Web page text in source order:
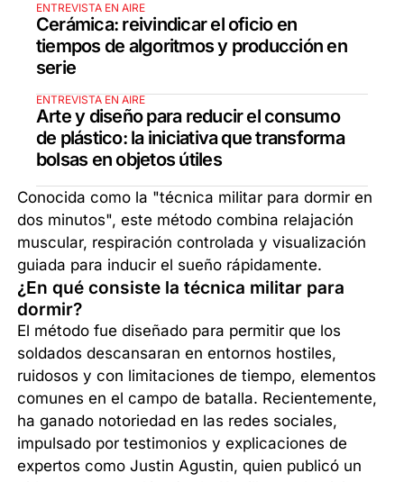
ENTREVISTA EN AIRE
Cerámica: reivindicar el oficio en
tiempos de algoritmos y producción en
serie
ENTREVISTA EN AIRE
Arte y diseño para reducir el consumo
de plástico: la iniciativa que transforma
bolsas en objetos útiles
Conocida como la "técnica militar para dormir en
dos minutos", este método combina relajación
muscular, respiración controlada y visualización
guiada para inducir el sueño rápidamente.
¿En qué consiste la técnica militar para
dormir?
El método fue diseñado para permitir que los
soldados descansaran en entornos hostiles,
ruidosos y con limitaciones de tiempo, elementos
comunes en el campo de batalla. Recientemente,
ha ganado notoriedad en las redes sociales,
impulsado por testimonios y explicaciones de
expertos como Justin Agustin, quien publicó un